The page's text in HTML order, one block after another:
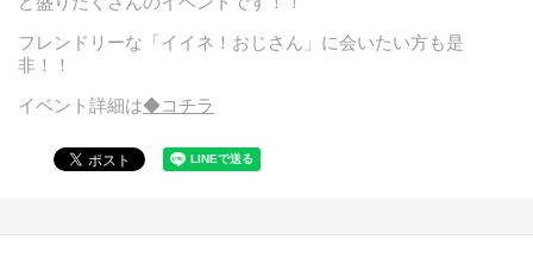
フレンドリーな「イイネ！おじさん」に会いたい方も是
非！！
イベント詳細は◆コチラ